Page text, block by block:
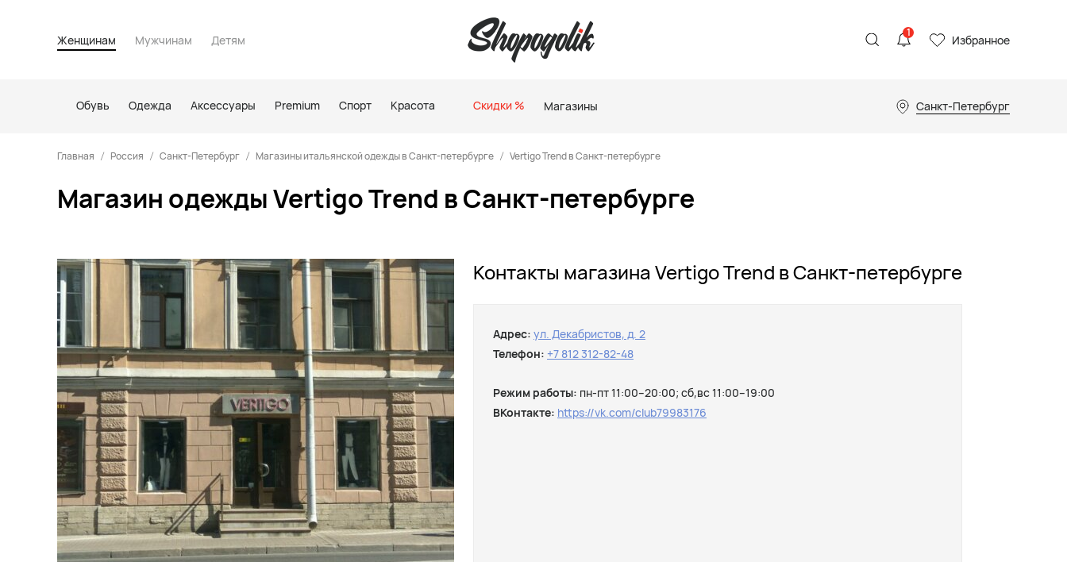
Женщинам Мужчинам Детям
1 Избранное
Обувь Одежда Аксессуары Premium Спорт Красота Скидки % Магазины Санкт-Петербург
Главная Россия Санкт-Петербург Магазины итальянской одежды в Санкт-петербурге Vertigo Trend в Санкт-петербурге
Магазин одежды Vertigo Trend в Санкт-петербурге
Контакты магазина Vertigo Trend в Санкт-петербурге
Адрес: ул. Декабристов, д. 2
Телефон: +7 812 312-82-48
Режим работы: пн-пт 11:00–20:00; сб,вс 11:00–19:00
ВКонтакте: https://vk.com/club79983176